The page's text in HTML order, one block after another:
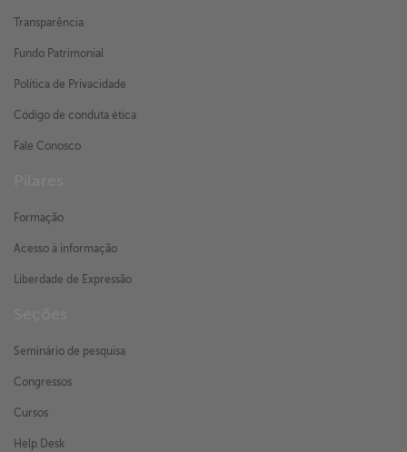
Transparência
Fundo Patrimonial
Política de Privacidade
Código de conduta ética
Fale Conosco
Formação
Acesso à informação
Liberdade de Expressão
Seminário de pesquisa
Congressos
Cursos
Help Desk